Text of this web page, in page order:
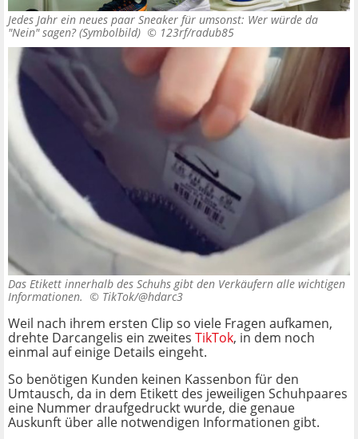
Jedes Jahr ein neues paar Sneaker für umsonst: Wer würde da
"Nein" sagen? (Symbolbild) © 123rf/radub85
Das Etikett innerhalb des Schuhs gibt den Verkäufern alle wichtigen
Informationen. © TikTok/@hdarc3
Weil nach ihrem ersten Clip so viele Fragen aufkamen,
drehte Darcangelis ein zweites TikTok, in dem noch
einmal auf einige Details eingeht.
So benötigen Kunden keinen Kassenbon für den
Umtausch, da in dem Etikett des jeweiligen Schuhpaares
eine Nummer draufgedruckt wurde, die genaue
Auskunft über alle notwendigen Informationen gibt.